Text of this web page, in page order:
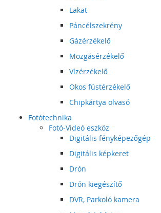
Lakat
Páncélszekrény
Gázérzékelő
Mozgásérzékelő
Vízérzékelő
Okos füstérzékelő
Chipkártya olvasó
Fotótechnika
Fotó-Videó eszköz
Digitális fényképezőgép
Digitális képkeret
Drón
Drón kiegészítő
DVR, Parkoló kamera